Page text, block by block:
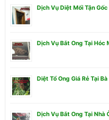
Dịch Vụ Diệt Mối Tận
Dịch Vụ Bắt Ong Tại Hóc
Diệt Tổ Ong Giá Rẻ Tại
Dịch Vụ Bắt Ong Tại Nhà